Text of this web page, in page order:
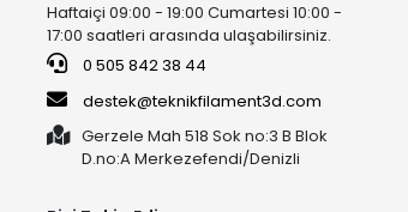
Haftaiçi 09:00 - 19:00 Cumartesi 10:00 -
17:00 saatleri arasında ulaşabilirsiniz.
0 505 842 38 44
destek@teknikfilament3d.com
Gerzele Mah 518 Sok no:3 B Blok
D.no:A Merkezefendi/Denizli